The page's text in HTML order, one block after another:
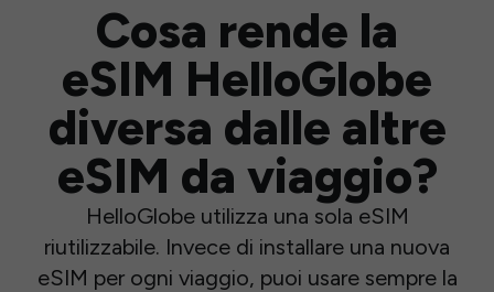
Cosa rende la
eSIM HelloGlobe
diversa dalle altre
eSIM da viaggio?
HelloGlobe utilizza una sola eSIM
riutilizzabile. Invece di installare una nuova
eSIM per ogni viaggio, puoi usare sempre la